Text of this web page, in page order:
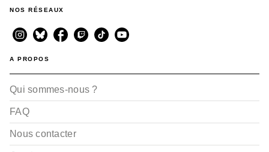
NOS RÉSEAUX
A PROPOS
Qui sommes-nous ?
FAQ
Nous contacter